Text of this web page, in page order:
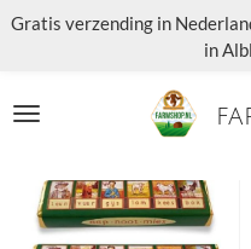
Ga
de
Gratis verzending in
in